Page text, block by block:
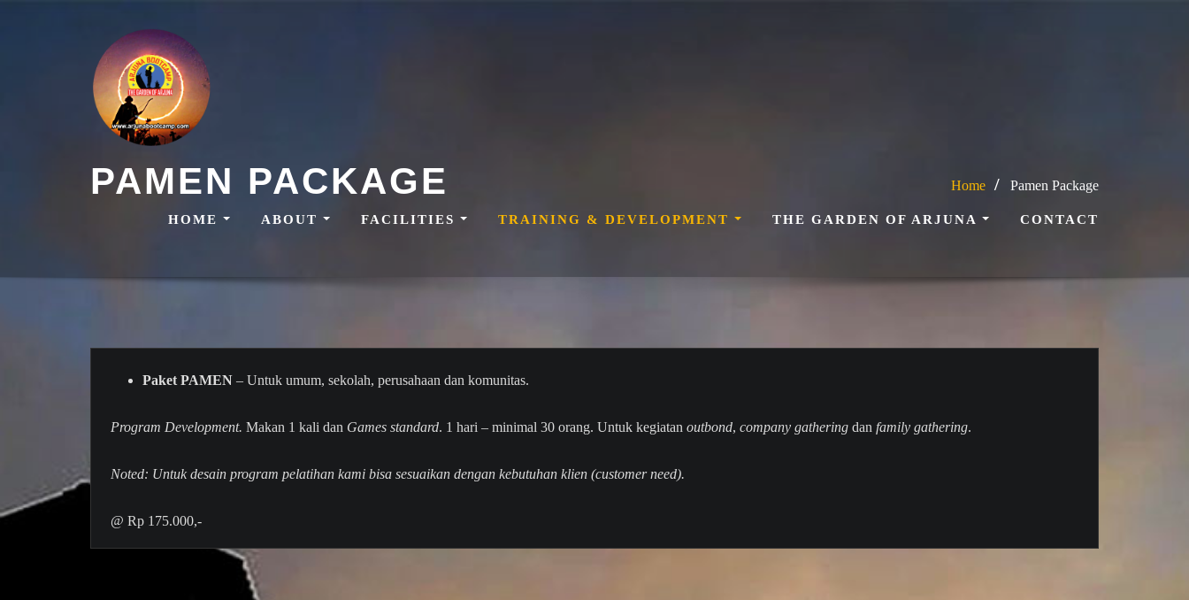
HOME ABOUT FACILITIES TRAINING & DEVELOPMENT THE GARDEN OF ARJUNA CONTACT
PAMEN PACKAGE Home Pamen Package
Paket PAMEN – Untuk umum, sekolah, perusahaan dan komunitas.
Program Development. Makan 1 kali dan Games standard. 1 hari – minimal 30 orang. Untuk kegiatan outbond, company gathering dan family gathering.
Noted: Untuk desain program pelatihan kami bisa sesuaikan dengan kebutuhan klien (customer need).
@ Rp 175.000,-